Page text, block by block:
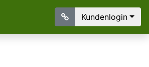
Kundenlogin